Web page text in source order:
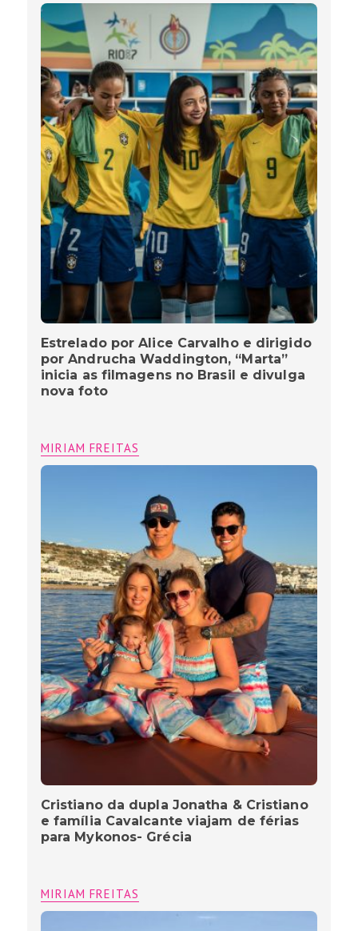
Estrelado por Alice Carvalho e dirigido
por Andrucha Waddington, “Marta”
inicia as filmagens no Brasil e divulga
nova foto
MIRIAM FREITAS
Cristiano da dupla Jonatha & Cristiano
e família Cavalcante viajam de férias
para Mykonos- Grécia
MIRIAM FREITAS